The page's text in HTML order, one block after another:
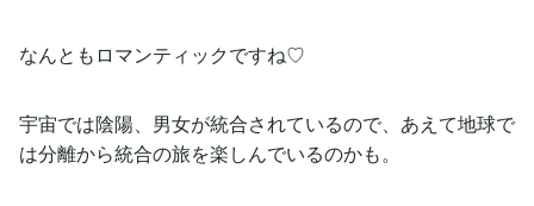
なんともロマンティックですね♡
宇宙では陰陽、男女が統合されているので、あえて地球で
は分離から統合の旅を楽しんでいるのかも。